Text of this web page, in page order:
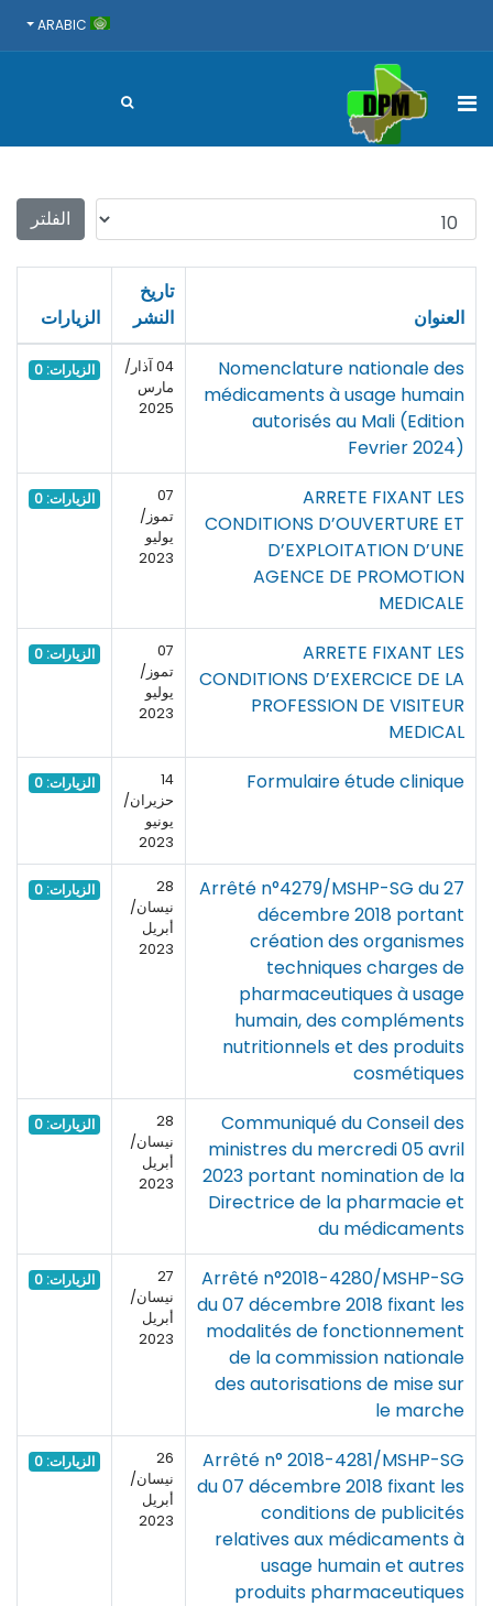
عدد الإظهارات: الفلتر
العنوان
تاريخ
النشر
الزيارات
Nomenclature nationale des
médicaments à usage humain
autorisés au Mali (Edition
Fevrier 2024)
04 آذار/
مارس
2025
الزيارات: 0
ARRETE FIXANT LES
CONDITIONS D’OUVERTURE ET
D’EXPLOITATION D’UNE
AGENCE DE PROMOTION
MEDICALE
07
تموز/
يوليو
2023
الزيارات: 0
ARRETE FIXANT LES
CONDITIONS D’EXERCICE DE LA
PROFESSION DE VISITEUR
MEDICAL
07
تموز/
يوليو
2023
الزيارات: 0
Formulaire étude clinique
14
حزيران/
يونيو
2023
الزيارات: 0
Arrêté n°4279/MSHP-SG du 27
décembre 2018 portant
création des organismes
techniques charges de
pharmaceutiques à usage
humain, des compléments
nutritionnels et des produits
cosmétiques
28
نيسان/
أبريل
2023
الزيارات: 0
Communiqué du Conseil des
ministres du mercredi 05 avril
2023 portant nomination de la
Directrice de la pharmacie et
du médicaments
28
نيسان/
أبريل
2023
الزيارات: 0
Arrêté n°2018-4280/MSHP-SG
du 07 décembre 2018 fixant les
modalités de fonctionnement
de la commission nationale
des autorisations de mise sur
le marche
27
نيسان/
أبريل
2023
الزيارات: 0
Arrêté n° 2018-4281/MSHP-SG
du 07 décembre 2018 fixant les
conditions de publicités
relatives aux médicaments à
usage humain et autres
produits pharmaceutiques
26
نيسان/
أبريل
2023
الزيارات: 0